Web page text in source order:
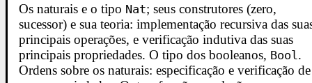
Os naturais e o tipo Nat; seus construtores (zero,
sucessor) e sua teoria: implementação recursiva das
principais operações, e verificação indutiva das suas
principais propriedades. O tipo dos booleanos, Bool .
Ordens sobre os naturais: especificação e verificação de